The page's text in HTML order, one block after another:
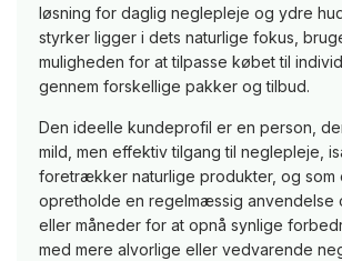
løsning for daglig neglepleje og ydre
styrker ligger i dets naturlige fokus,
muligheden for at tilpasse købet til
gennem forskellige pakker og tilbud.
Den ideelle kundeprofil er en person,
mild, men effektiv tilgang til neglepleje,
foretrækker naturlige produkter, og som
opretholde en regelmæssig anvendelse
eller måneder for at opnå synlige
med mere alvorlige eller vedvarende